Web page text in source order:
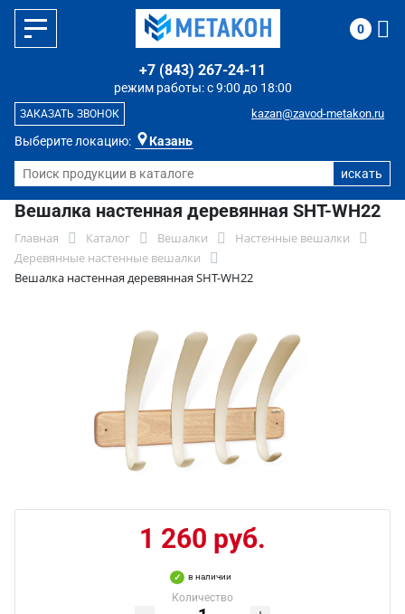
Выберите локацию: Казань
режим работы: с 9:00 до 18:00
+7 (843) 267-24-11
kazan@zavod-metakon.ru
ЗАКАЗАТЬ ЗВОНОК
0
Вешалка настенная деревянная SHT-WH22
Главная Каталог Вешалки
Настенные вешалки
Деревянные настенные вешалки
Вешалка настенная деревянная SHT-WH22
1 260 руб.
в наличии
Количество